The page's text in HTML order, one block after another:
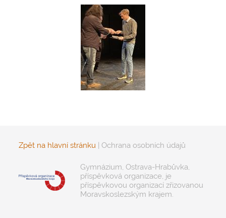
Zpět na hlavní stránku | Ochrana osobních údajů
Gymnázium, Ostrava-Hrabůvka,
příspěvková organizace, je
příspěvkovou organizací zřizovanou
Moravskoslezským krajem.